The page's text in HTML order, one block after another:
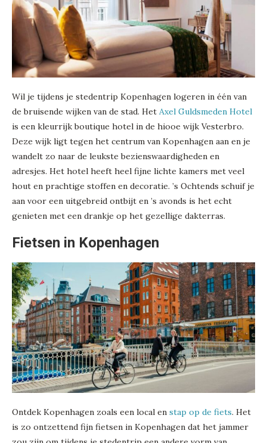
Wil je tijdens je stedentrip Kopenhagen logeren in één van
de bruisende wijken van de stad. Het Axel Guldsmeden Hotel
is een kleurrijk boutique hotel in de hiooe wijk Vesterbro.
Deze wijk ligt tegen het centrum van Kopenhagen aan en je
wandelt zo naar de leukste bezienswaardigheden en
adresjes. Het hotel heeft heel fijne lichte kamers met veel
hout en prachtige stoffen en decoratie. ’s Ochtends schuif je
aan voor een uitgebreid ontbijt en ’s avonds is het echt
genieten met een drankje op het gezellige dakterras.
Fietsen in Kopenhagen
Ontdek Kopenhagen zoals een local en stap op de fiets. Het
is zo ontzettend fijn fietsen in Kopenhagen dat het jammer